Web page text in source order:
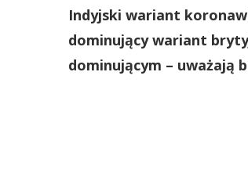
Indyjski wariant
dominujący wariant
dominującym – uważają